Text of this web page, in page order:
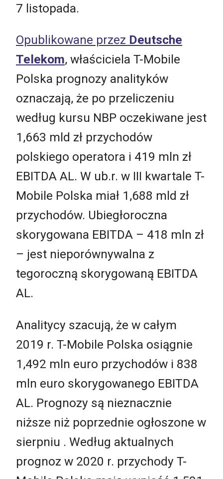
7 listopada.
Opublikowane przez Deutsche
Telekom, właściciela T-Mobile
Polska prognozy analityków
oznaczają, że po przeliczeniu
według kursu NBP oczekiwane jest
1,663 mld zł przychodów
polskiego operatora i 419 mln zł
EBITDA AL. W ub.r. w III kwartale T-
Mobile Polska miał 1,688 mld zł
przychodów. Ubiegłoroczna
skorygowana EBITDA – 418 mln zł
– jest nieporównywalna z
tegoroczną skorygowaną EBITDA
AL.
Analitycy szacują, że w całym
2019 r. T-Mobile Polska osiągnie
1,492 mln euro przychodów i 838
mln euro skorygowanego EBITDA
AL. Prognozy są nieznacznie
niższe niż poprzednie ogłoszone w
sierpniu . Według aktualnych
prognoz w 2020 r. przychody T-